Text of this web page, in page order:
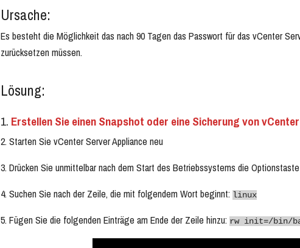
Ursache:
Es besteht die Möglichkeit das nach 90 Tagen das Passwort für das vCenter
zurücksetzen müssen.
Lösung:
1. Erstellen Sie einen Snapshot oder eine Sicherung von
2. Starten Sie vCenter Server Appliance neu
3. Drücken Sie unmittelbar nach dem Start des Betriebssystems die
4. Suchen Sie nach der Zeile, die mit folgendem Wort beginnt: linux
5. Fügen Sie die folgenden Einträge am Ende der Zeile hinzu: rw init=/bin/